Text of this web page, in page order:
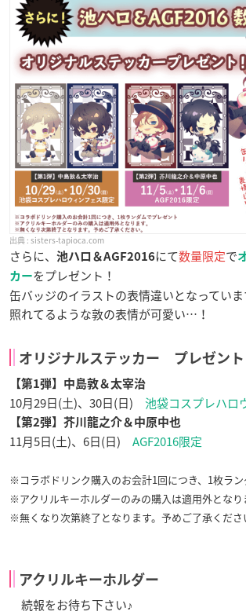
sisters-tapioca.com
さらに、 池ハロ＆AGF2016にて数量限定で
カーをプレゼント！
缶バッジのイラストの表情違いとなっていま
照れてるような敦の表情が可愛い…！
オリジナルステッカー プレゼント
【第1弾】中島敦＆太宰治
10月29日(土)、30日(日) 池袋コスプレハロ
【第2弾】芥川龍之介＆中原中也
11月5日(土)、6日(日) AGF2016限定
※コラボドリンク購入のお会計1回につき、1枚ラン
※アクリルキーホルダーのみの購入は適用外となり
※無くなり次第終了となります。予めご了承くださ
アクリルキーホルダー
続報をお待ち下さい♪